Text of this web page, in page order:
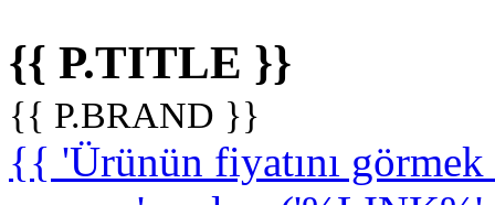
{{ P.TITLE }}
{{ P.BRAND }}
{{ 'Ürünün fiyatını